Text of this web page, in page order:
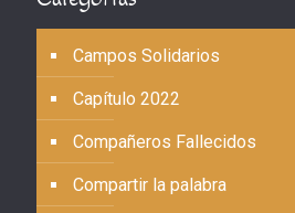
Campos Solidarios
Capítulo 2022
Compañeros Fallecidos
Compartir la palabra